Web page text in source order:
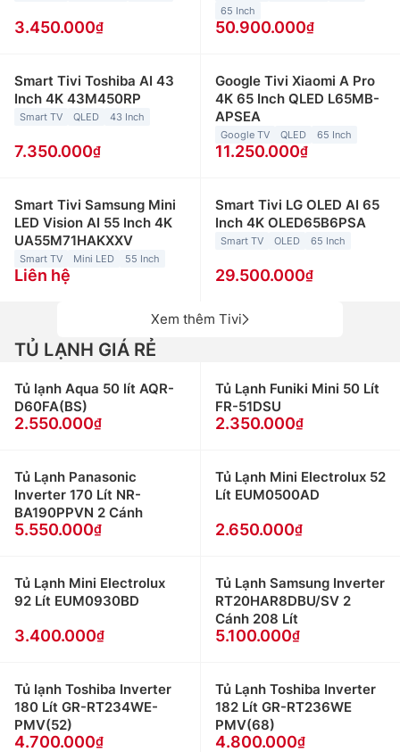
3.450.000
65 Inch
50.900.000
Smart Tivi Toshiba AI 43
Inch 4K 43M450RP
Smart TV QLED 43 Inch
7.350.000
Google Tivi Xiaomi A Pro
4K 65 Inch QLED L65MB-
APSEA
Google TV QLED 65 Inch
11.250.000
Smart Tivi Samsung Mini
LED Vision AI 55 Inch 4K
UA55M71HAKXXV
Smart TV Mini LED 55 Inch
Liên hệ
Smart Tivi LG OLED AI 65
Inch 4K OLED65B6PSA
Smart TV OLED 65 Inch
29.500.000
Xem thêm Tivi
TỦ LẠNH GIÁ RẺ
Tủ lạnh Aqua 50 lít AQR-
D60FA(BS)
2.550.000
Tủ Lạnh Funiki Mini 50 Lít
FR-51DSU
2.350.000
Tủ Lạnh Panasonic
Inverter 170 Lít NR-
BA190PPVN 2 Cánh
5.550.000
Tủ Lạnh Mini Electrolux 52
Lít EUM0500AD
2.650.000
Tủ Lạnh Mini Electrolux
92 Lít EUM0930BD
3.400.000
Tủ Lạnh Samsung Inverter
RT20HAR8DBU/SV 2
Cánh 208 Lít
5.100.000
Tủ lạnh Toshiba Inverter
180 Lít GR-RT234WE-
PMV(52)
4.700.000
Tủ Lạnh Toshiba Inverter
182 Lít GR-RT236WE
PMV(68)
4.800.000